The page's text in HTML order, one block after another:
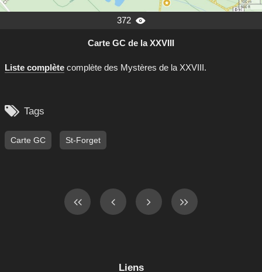
372 
Carte GC de la XXVIII
Liste complète complète des Mystères de la XXVIII.
 Tags
Carte GC St-Forget
Liens